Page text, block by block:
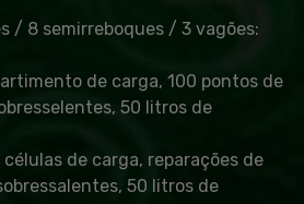
/ 8 semirreboques / 3 vagões:
de carga, 100 pontos de
50 litros de
de carga, reparações de
50 litros de